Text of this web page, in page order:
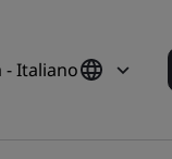
- Italiano